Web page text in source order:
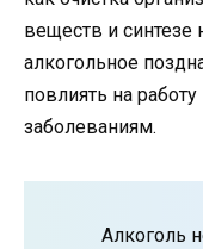
веществ и
алкогольное
повлиять на
заболеваниям.
Алкоголь